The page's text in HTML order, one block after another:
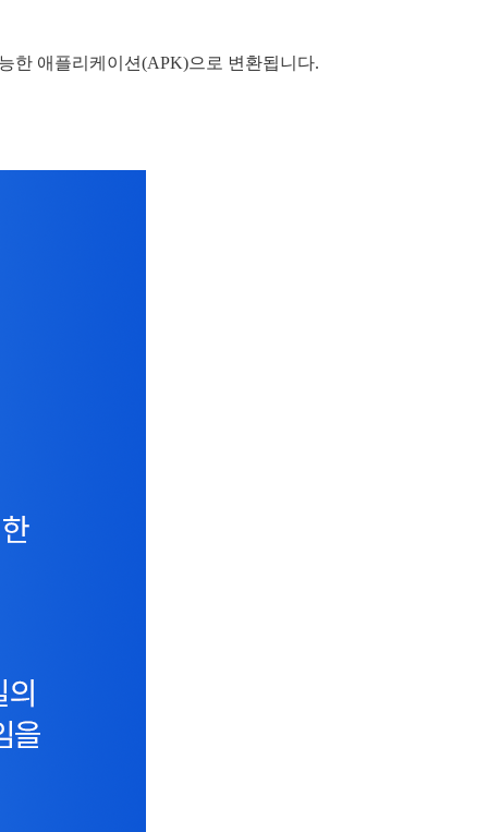
한 애플리케이션(APK)으로 변환됩니다.